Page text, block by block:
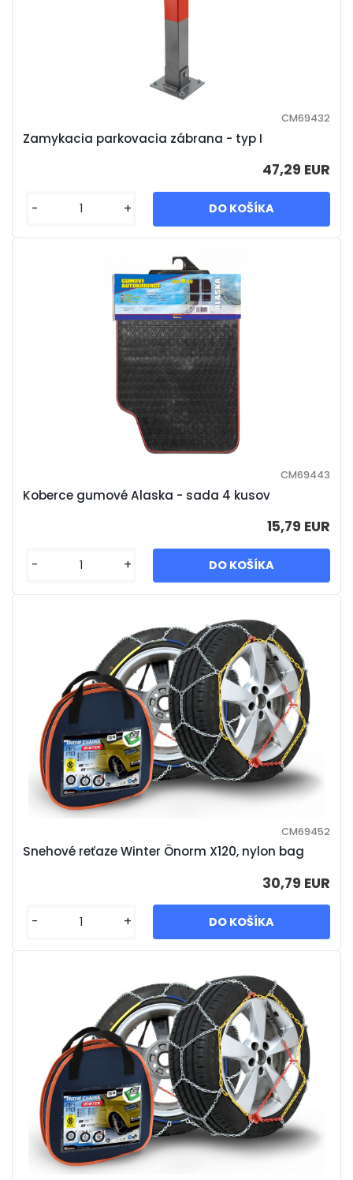
Zamykacia parkovacia zábrana - typ I
CM69432
47,29 EUR
- +
Koberce gumové Alaska - sada 4 kusov
CM69443
15,79 EUR
- +
Snehové reťaze Winter Önorm X120, nylon bag
CM69452
30,79 EUR
- +